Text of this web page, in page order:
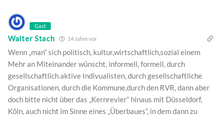
Gast
Walter Stach 14 Jahre vor
Wenn „man“ sich politisch, kultur,wirtschaftlich,sozial einem
Mehr an Miteinander wünscht, informell, formell, durch
gesellschaftlich aktive Indivualisten, durch gesellschaftliche
Organisationen, durch die Kommune,durch den RVR, dann aber
doch bitte nicht über das „Kernrevier“ hinaus mit Düsseldorf,
Köln, auch nicht im Sinne eines „Überbaues“, in dem dann zu